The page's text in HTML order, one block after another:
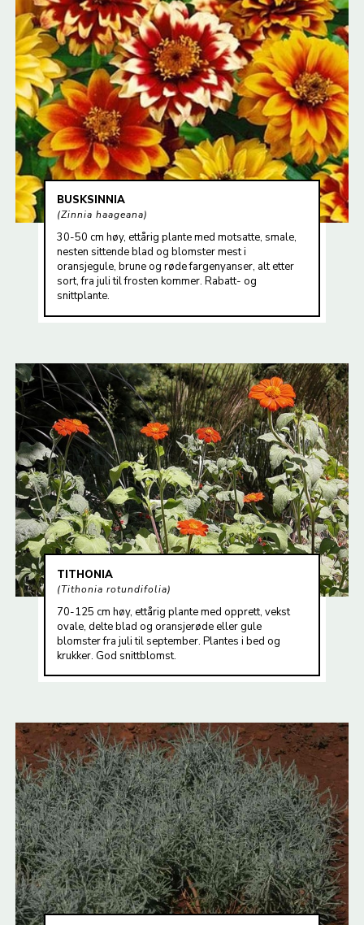
BUSKSINNIA
Zinnia haageana
30-50 cm høy, ettårig plante med motsatte, smale,
nesten sittende blad og blomster mest i
oransjegule, brune og røde fargenyanser, alt etter
sort, fra juli til frosten kommer. Rabatt- og
snittplante.
TITHONIA
Tithonia rotundifolia
70-125 cm høy, ettårig plante med opprett, vekst
ovale, delte blad og oransjerøde eller gule
blomster fra juli til september. Plantes i bed og
krukker. God snittblomst.